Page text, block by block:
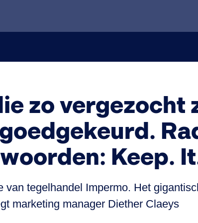
zo vergezocht
Keep.
tegelhandel Impermo. Het
marketing manager Diether Claeys